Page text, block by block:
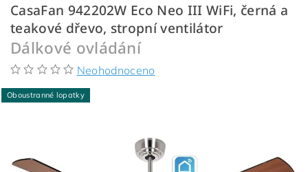
CasaFan 942202W Eco Neo III WiFi, černá a
teakové dřevo, stropní ventilátor
Dálkové ovládání
Neohodnoceno
Oboustranné lopatky